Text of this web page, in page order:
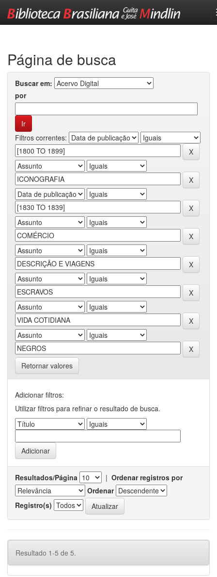
Página de busca
Buscar em:
por
Filtros correntes:
Retornar valores
Adicionar filtros:
Utilizar filtros para refinar o resultado de busca.
Resultados/Página | Ordenar registros por
Ordenar
Registro(s)
Resultado 1-5 de 5.